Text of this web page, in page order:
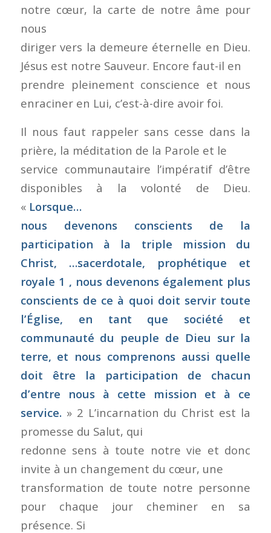
notre cœur, la carte de notre âme pour
nous
diriger vers la demeure éternelle en Dieu.
Jésus est notre Sauveur. Encore faut-il en
prendre pleinement conscience et nous
enraciner en Lui, c’est-à-dire avoir foi.
Il nous faut rappeler sans cesse dans la
prière, la méditation de la Parole et le
service communautaire l’impératif d’être
disponibles à la volonté de Dieu.
«Lorsque…
nous devenons conscients de la
participation à la triple mission du
Christ, …sacerdotale, prophétique et
royale 1 , nous devenons également plus
conscients de ce à quoi doit servir toute
l’Église, en tant que société et
communauté du peuple de Dieu sur la
terre, et nous comprenons aussi quelle
doit être la participation de chacun
d’entre nous à cette mission et à ce
service.» 2 L’incarnation du Christ est la
promesse du Salut, qui
redonne sens à toute notre vie et donc
invite à un changement du cœur, une
transformation de toute notre personne
pour chaque jour cheminer en sa
présence. Si